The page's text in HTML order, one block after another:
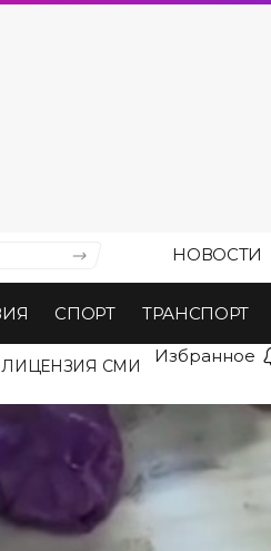
НОВОСТИ
СПОРТ ТРАНСПОРТ
ЛИЦЕНЗИЯ СМИ Избранное